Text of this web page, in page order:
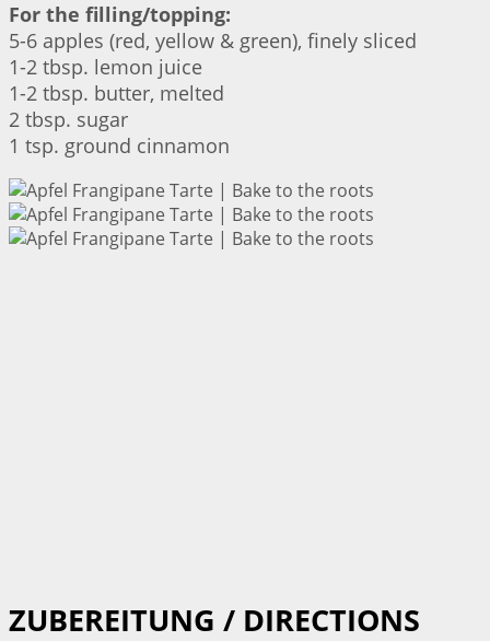
For the filling/topping:
5-6 apples (red, yellow & green), finely sliced
1-2 tbsp. lemon juice
1-2 tbsp. butter, melted
2 tbsp. sugar
1 tsp. ground cinnamon
ZUBEREITUNG / DIRECTIONS